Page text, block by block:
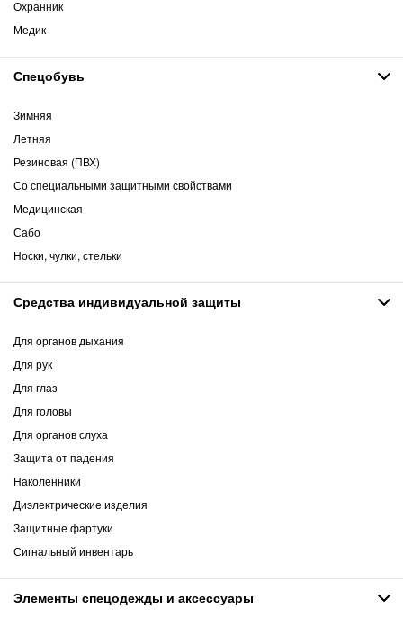
Охранник
Медик
Спецобувь
Зимняя
Летняя
Резиновая (ПВХ)
Со специальными защитными свойствами
Медицинская
Сабо
Носки, чулки, стельки
Средства индивидуальной защиты
Для органов дыхания
Для рук
Для глаз
Для головы
Для органов слуха
Защита от падения
Наколенники
Диэлектрические изделия
Защитные фартуки
Сигнальный инвентарь
Элементы спецодежды и аксессуары